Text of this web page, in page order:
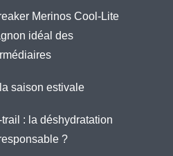
Merinos Cool-Lite
idéal des
saison estivale
: la déshydratation
?